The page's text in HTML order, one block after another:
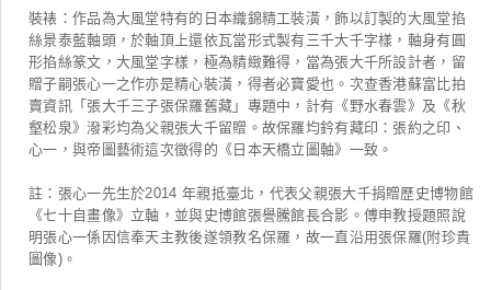
裝裱：作品為大風堂特有的日本織錦精工裝潢，飾以訂製的大風堂掐
絲景泰藍軸頭，於軸頂上還依瓦當形式製有三千大千字樣，軸身有圓
形掐絲篆文，大風堂字樣，極為精緻難得，當為張大千所設計者，留
贈子嗣張心一之作亦是精心裝潢，得者必寶愛也。次查香港蘇富比拍
賣資訊「張大千三子張保羅舊藏」專題中，計有《野水春雲》及《秋
壑松泉》潑彩均為父親張大千留贈。故保羅均鈐有藏印：張約之印、
心一，與帝圖藝術這次徵得的《日本天橋立圖軸》一致。
註：張心一先生於2014 年親抵臺北，代表父親張大千捐贈歷史博物館
《七十自畫像》立軸，並與史博館張譽騰館長合影。傅申教授題照說
明張心一係因信奉天主教後遂領教名保羅，故一直沿用張保羅(附珍貴
圖像)。